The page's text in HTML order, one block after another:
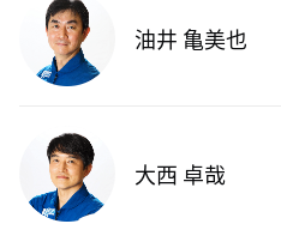
油井 亀美也
大西 卓哉